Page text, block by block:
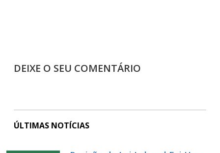
DEIXE O SEU COMENTÁRIO
ÚLTIMAS NOTÍCIAS